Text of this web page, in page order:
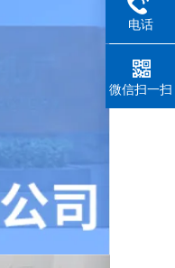
电话
微信扫一扫